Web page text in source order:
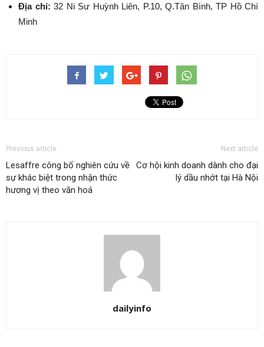
Địa chỉ: 32 Ni Sư Huỳnh Liên, P.10, Q.Tân Bình, TP Hồ Chí
Minh
Previous article
Lesaffre công bố nghiên cứu về
sự khác biệt trong nhận thức
hương vị theo văn hoá
Next article
Cơ hội kinh doanh dành cho đại
lý dầu nhớt tại Hà Nội
dailyinfo